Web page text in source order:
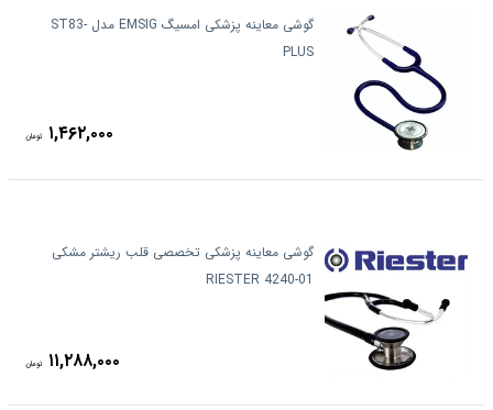
گوشی معاینه پزشکی امسیگ EMSIG مدل ST83-
PLUS
۱,۴۶۲,۰۰۰ تومان
گوشی معاینه پزشکی تخصصی قلب ریشتر مشکی
RIESTER 4240-01
۱۱,۲۸۸,۰۰۰ تومان